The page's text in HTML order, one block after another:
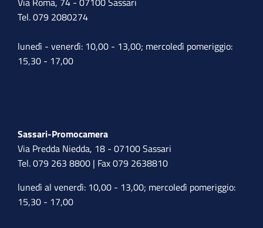
Tel. 079 2080274
lunedì - venerdì: 10,00 - 13,00; mercoledì pomeriggio:
15,30 - 17,00
Sassari-Promocamera
Via Predda Niedda, 18 - 07100 Sassari
Tel. 079 263 8800 | Fax 079 2638810
lunedì al venerdì: 10,00 - 13,00; mercoledì pomeriggio:
15,30 - 17,00